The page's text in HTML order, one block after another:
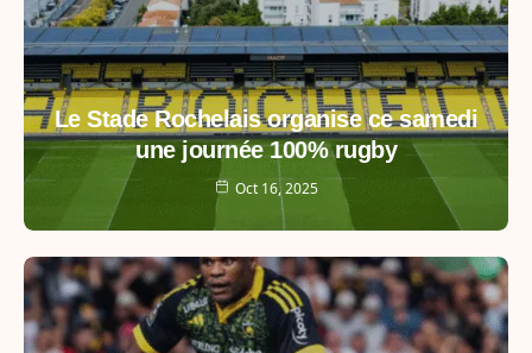
Le Stade Rochelais organise ce samedi
une journée 100% rugby
Oct 16, 2025